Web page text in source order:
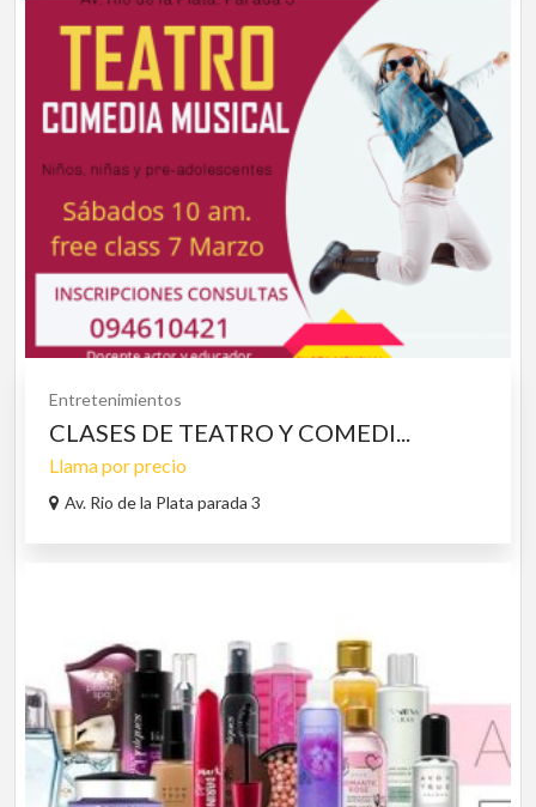
Entretenimientos
CLASES DE TEATRO Y COMEDI...
Llama por precio
Av. Rio de la Plata parada 3